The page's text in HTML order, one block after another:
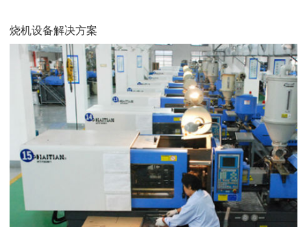
烧机设备解决方案